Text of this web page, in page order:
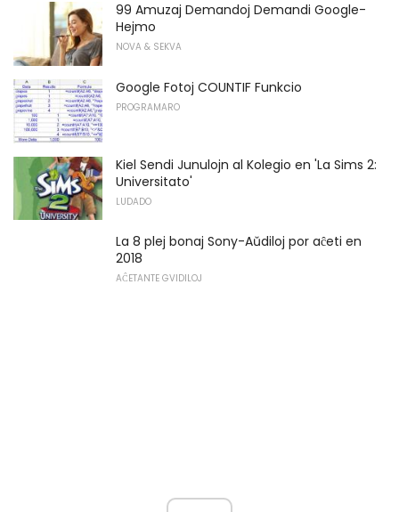
99 Amuzaj Demandoj Demandi Google-
Hejmo
NOVA & SEKVA
Google Fotoj COUNTIF Funkcio
PROGRAMARO
Kiel Sendi Junulojn al Kolegio en 'La Sims 2:
Universitato'
LUDADO
La 8 plej bonaj Sony-Aŭdiloj por aĉeti en
2018
AĈETANTE GVIDILOJ